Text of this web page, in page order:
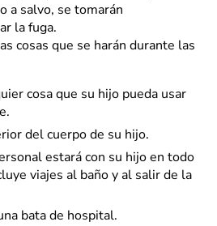
a salvo, se tomarán
la fuga.
cosas que se harán durante las
cosa que su hijo pueda usar
del cuerpo de su hijo.
estará con su hijo en todo
viajes al baño y al salir de la
bata de hospital.